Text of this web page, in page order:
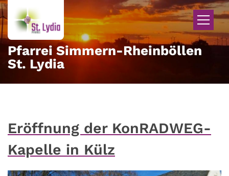
Zum Inhalt springen
Pfarrei Simmern-Rheinböllen
St. Lydia
Eröffnung der KonRADWEG-
Kapelle in Külz